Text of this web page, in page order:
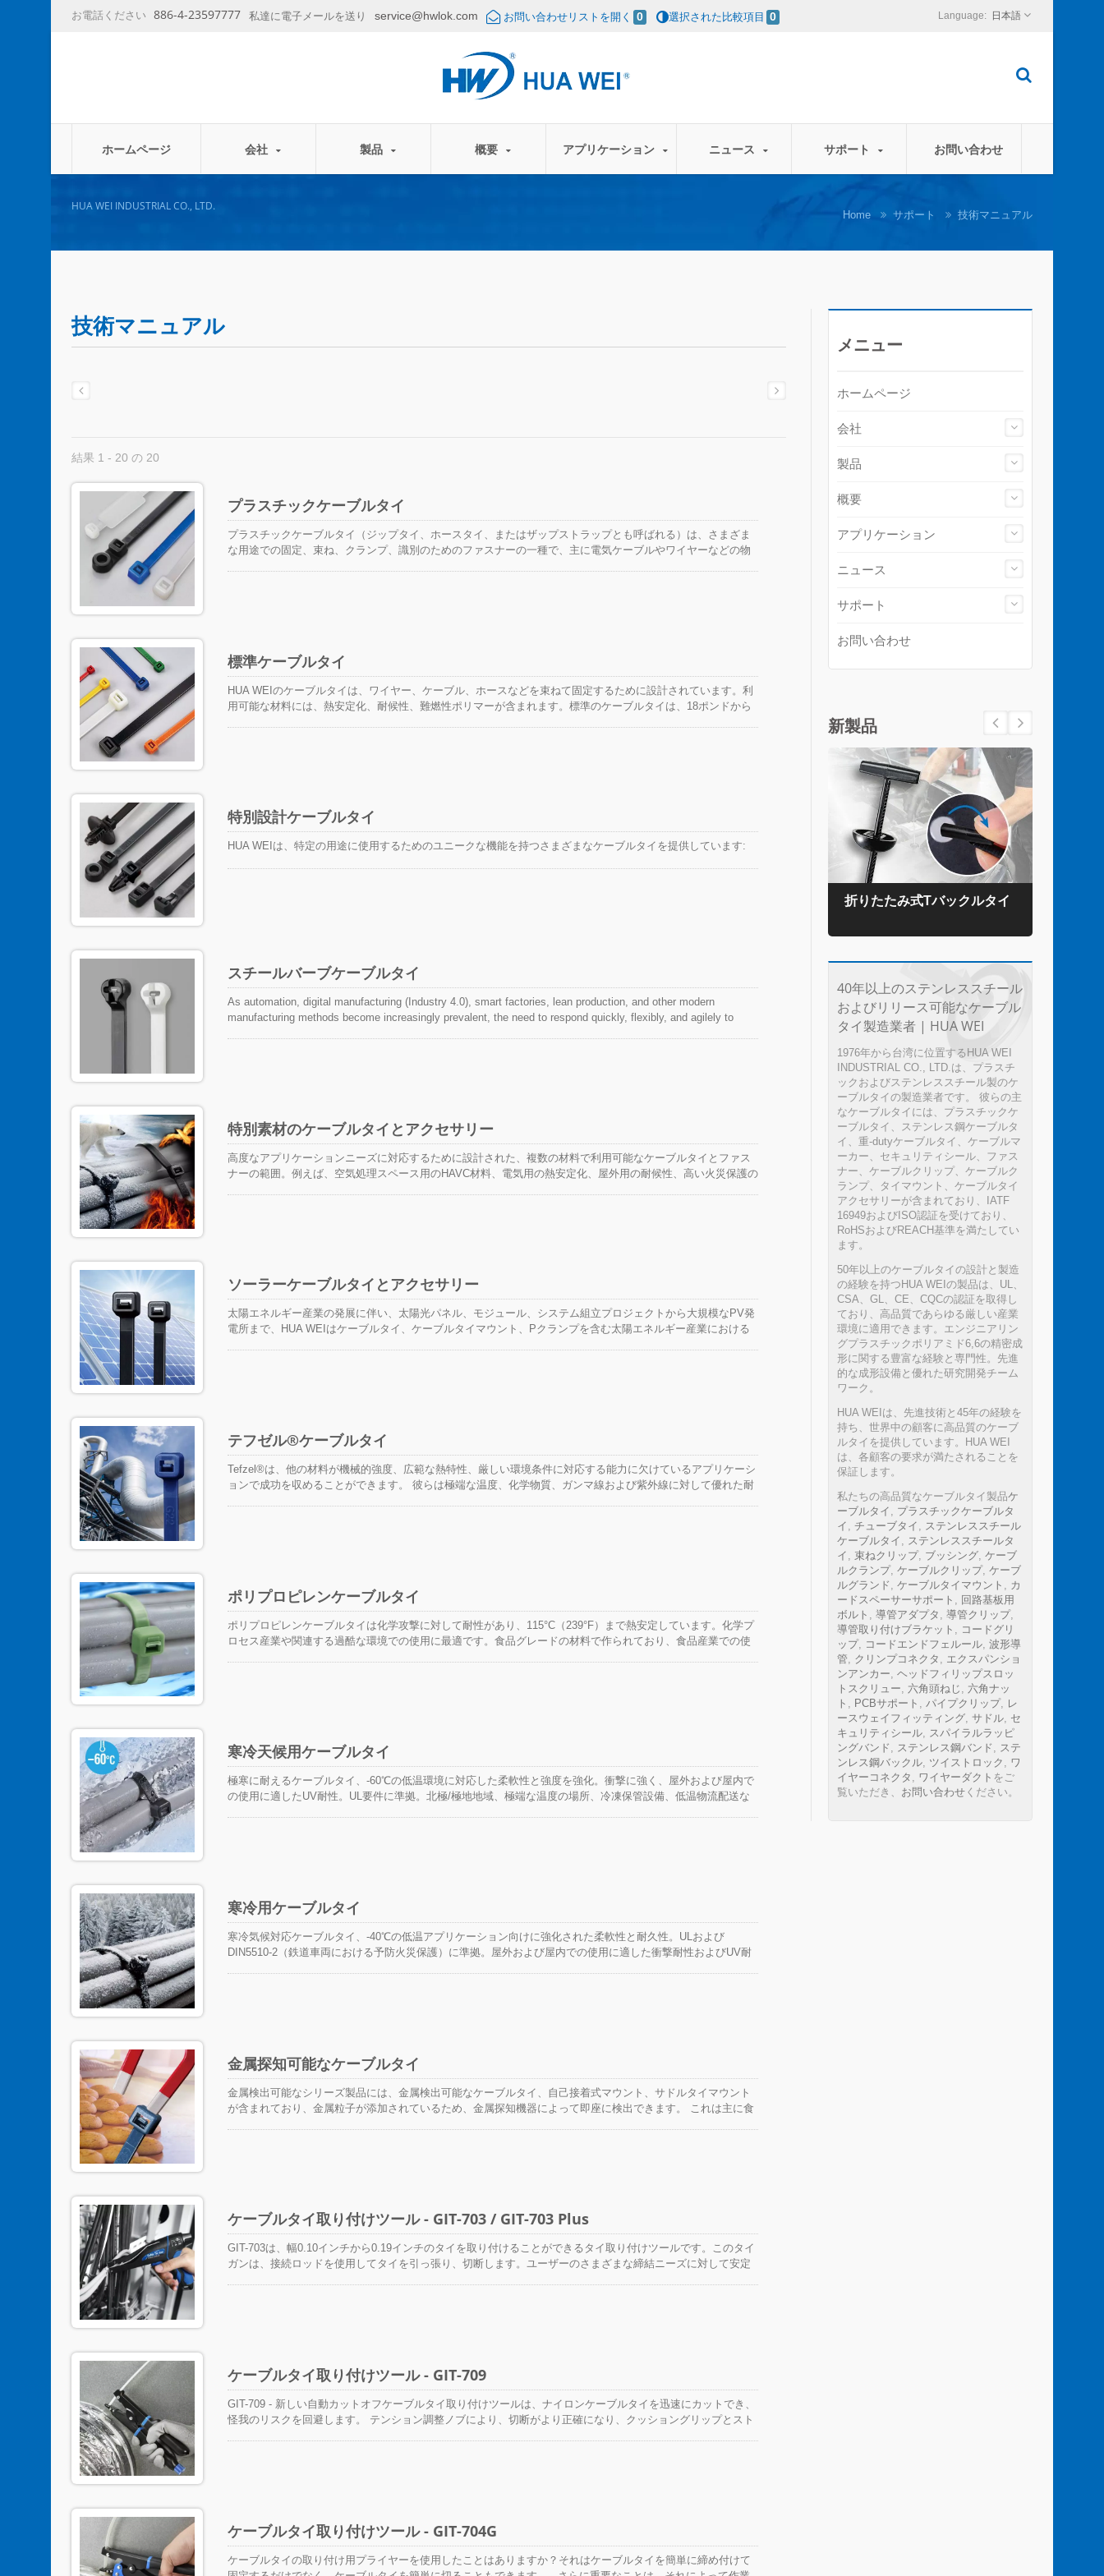
お電話ください 886-4-23597777 私達に電子メールを送り service@hwlok.com お問い合わせリストを開く 0 選択された比較項目 0 日本語
ホームページ 会社 製品 概要 アプリケーション ニュース サポート お問い合わせ
HUA WEI INDUSTRIAL CO., LTD.
Home サポート 技術マニュアル
技術マニュアル
結果 1 - 20 の 20
プラスチックケーブルタイ
プラスチックケーブルタイ（ジップタイ、ホースタイ、またはザップストラップとも呼ばれる）は、さまざま
な用途での固定、束ね、クランプ、識別のためのファスナーの一種で、主に電気ケーブルやワイヤーなどの物
標準ケーブルタイ
HUA WEIのケーブルタイは、ワイヤー、ケーブル、ホースなどを束ねて固定するために設計されています。利
用可能な材料には、熱安定化、耐候性、難燃性ポリマーが含まれます。標準のケーブルタイは、18ポンドから
特別設計ケーブルタイ
HUA WEIは、特定の用途に使用するためのユニークな機能を持つさまざまなケーブルタイを提供しています:
スチールバーブケーブルタイ
As automation, digital manufacturing (Industry 4.0), smart factories, lean production, and other modern
manufacturing methods become increasingly prevalent, the need to respond quickly, flexibly, and agilely to
特別素材のケーブルタイとアクセサリー
高度なアプリケーションニーズに対応するために設計された、複数の材料で利用可能なケーブルタイとファス
ナーの範囲。例えば、空気処理スペース用のHAVC材料、電気用の熱安定化、屋外用の耐候性、高い火災保護の
ソーラーケーブルタイとアクセサリー
太陽エネルギー産業の発展に伴い、太陽光パネル、モジュール、システム組立プロジェクトから大規模なPV発
電所まで、HUA WEIはケーブルタイ、ケーブルタイマウント、Pクランプを含む太陽エネルギー産業における
イロン12ケーブルタイを使用します。 太陽光発電分野における光起電システムの寿命に応じて、HUA WEIは
それをより良くするために最善を尽くしています！私たちのソーラーケーブルタイのUVテスト性能は業界トッ
プで、UV 3600時間テストに合格しています。
テフゼル®ケーブルタイ
Tefzel®は、他の材料が機械的強度、広範な熱特性、厳しい環境条件に対応する能力に欠けているアプリケーシ
ョンで成功を収めることができます。 彼らは極端な温度、化学物質、ガンマ線および紫外線に対して優れた耐
ポリプロピレンケーブルタイ
ポリプロピレンケーブルタイは化学攻撃に対して耐性があり、115°C（239°F）まで熱安定しています。化学プ
ロセス産業や関連する過酷な環境での使用に最適です。食品グレードの材料で作られており、食品産業での使
寒冷天候用ケーブルタイ
極寒に耐えるケーブルタイ、-60℃の低温環境に対応した柔軟性と強度を強化。衝撃に強く、屋外および屋内で
の使用に適したUV耐性。UL要件に準拠。北極/極地地域、極端な温度の場所、冷凍保管設備、低温物流配送な
寒冷用ケーブルタイ
寒冷気候対応ケーブルタイ、-40℃の低温アプリケーション向けに強化された柔軟性と耐久性。ULおよび
DIN5510-2（鉄道車両における予防火災保護）に準拠。屋外および屋内での使用に適した衝撃耐性およびUV耐
金属探知可能なケーブルタイ
金属検出可能なシリーズ製品には、金属検出可能なケーブルタイ、自己接着式マウント、サドルタイマウント
が含まれており、金属粒子が添加されているため、金属探知機器によって即座に検出できます。 これは主に食
ケーブルタイ取り付けツール - GIT-703 / GIT-703 Plus
GIT-703は、幅0.10インチから0.19インチのタイを取り付けることができるタイ取り付けツールです。このタイ
ガンは、接続ロッドを使用してタイを引っ張り、切断します。ユーザーのさまざまな締結ニーズに対して安定
っては、貴重な労働コストを節約できます。 このGIT-703は多くの国で特許を取得しています。 ノブの内部
には、メンテナンス用のドライバーと交換用の刃を巧妙に配置しているため、自分で刃を交換できます。コス
トパフォーマンスが非常に良いです。 さらに、ブランド名を刻印したカスタムカラーを提供し、製品のプロ
フェッショナルなイメージを作成します。
ケーブルタイ取り付けツール - GIT-709
GIT-709 - 新しい自動カットオフケーブルタイ取り付けツールは、ナイロンケーブルタイを迅速にカットでき、
怪我のリスクを回避します。 テンション調整ノブにより、切断がより正確になり、クッショングリップとスト
ケーブルタイ取り付けツール - GIT-704G
ケーブルタイの取り付け用プライヤーを使用したことはありますか？それはケーブルタイを簡単に締め付けて
メニュー
ホームページ
会社
製品
概要
アプリケーション
ニュース
サポート
お問い合わせ
新製品
折りたたみ式Tバックルタイ
40年以上のステンレススチール
およびリリース可能なケーブル
タイ製造業者 | HUA WEI
1976年から台湾に位置するHUA WEI
INDUSTRIAL CO., LTD.は、プラスチ
ックおよびステンレススチール製のケ
ーブルタイの製造業者です。 彼らの主
なケーブルタイには、プラスチックケ
ーブルタイ、ステンレス鋼ケーブルタ
イ、重-dutyケーブルタイ、ケーブルマ
ーカー、セキュリティシール、ファス
ナー、ケーブルクリップ、ケーブルク
ランプ、タイマウント、ケーブルタイ
アクセサリーが含まれており、IATF
16949およびISO認証を受けており、
RoHSおよびREACH基準を満たしてい
ます。
50年以上のケーブルタイの設計と製造
の経験を持つHUA WEIの製品は、UL、
CSA、GL、CE、CQCの認証を取得し
ており、高品質であらゆる厳しい産業
環境に適用できます。エンジニアリン
グプラスチックポリアミド6,6の精密成
形に関する豊富な経験と専門性。先進
的な成形設備と優れた研究開発チーム
ワーク。
HUA WEIは、先進技術と45年の経験を
持ち、世界中の顧客に高品質のケーブ
ルタイを提供しています。HUA WEI
は、各顧客の要求が満たされることを
保証します。
私たちの高品質なケーブルタイ製品ケ
ーブルタイ , プラスチックケーブルタ
イ , チューブタイ , ステンレススチール
ケーブルタイ , ステンレススチールタ
イ , 束ねクリップ, ブッシング, ケーブ
ルクランプ, ケーブルクリップ, ケーブ
ルグランド , ケーブルタイマウント , カ
ードスペーサーサポート , 回路基板用
ボルト , 導管アダプタ , 導管クリップ,
導管取り付けブラケット , コードグリ
ップ, コードエンドフェルール, 波形導
管, クリンプコネクタ , エクスパンショ
ンアンカー, ヘッドフィリップスロッ
トスクリュー, 六角頭ねじ , 六角ナッ
ト , PCBサポート , パイプクリップ, レ
ースウェイフィッティング, サドル, セ
キュリティシール, スパイラルラッピ
ングバンド , ステンレス鋼バンド , ステ
ンレス鋼バックル, ツイストロック , ワ
イヤーコネクタ , ワイヤーダクト をご
覧いただき、 お問い合わせ ください。